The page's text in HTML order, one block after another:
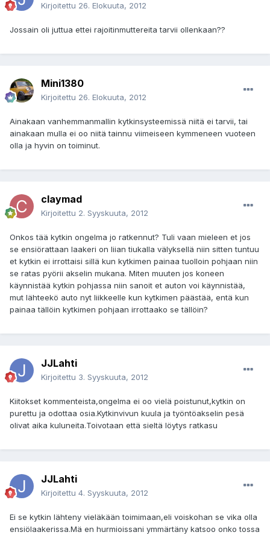
Kirjoitettu 26. Elokuuta, 2012
Jossain oli juttua ettei rajoitinmuttereita tarvii ollenkaan??
Mini1380
Kirjoitettu 26. Elokuuta, 2012
Ainakaan vanhemmanmallin kytkinsysteemissä niitä ei tarvii, tai
ainakaan mulla ei oo niitä tainnu viimeiseen kymmeneen vuoteen
olla ja hyvin on toiminut.
claymad
Kirjoitettu 2. Syyskuuta, 2012
Onkos tää kytkin ongelma jo ratkennut? Tuli vaan mieleen et jos
se ensiörattaan laakeri on liian tiukalla välyksellä niin sitten tuntuu
et kytkin ei irrottaisi sillä kun kytkimen painaa tuolloin pohjaan niin
se ratas pyörii akselin mukana. Miten muuten jos koneen
käynnistää kytkin pohjassa niin sanoit et auton voi käynnistää,
mut lähteekö auto nyt liikkeelle kun kytkimen päästää, entä kun
painaa tällöin kytkimen pohjaan irrottaako se tällöin?
JJLahti
Kirjoitettu 3. Syyskuuta, 2012
Kiitokset kommenteista,ongelma ei oo vielä poistunut,kytkin on
purettu ja odottaa osia.Kytkinvivun kuula ja työntöakselin pesä
olivat aika kuluneita.Toivotaan että sieltä löytys ratkasu
JJLahti
Kirjoitettu 4. Syyskuuta, 2012
Ei se kytkin lähteny vieläkään toimimaan,eli voiskohan se vika olla
ensiölaakerissa.Mä en hurmioissani ymmärtäny katsoo onko tossa